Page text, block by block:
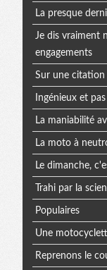
La presque
Je dis vraiment
engagements
Sur une citation
Ingénieux et pas
La maniabilité
La moto à
Le dimanche,
Trahi par la
Populaires
Une
Reprenons le